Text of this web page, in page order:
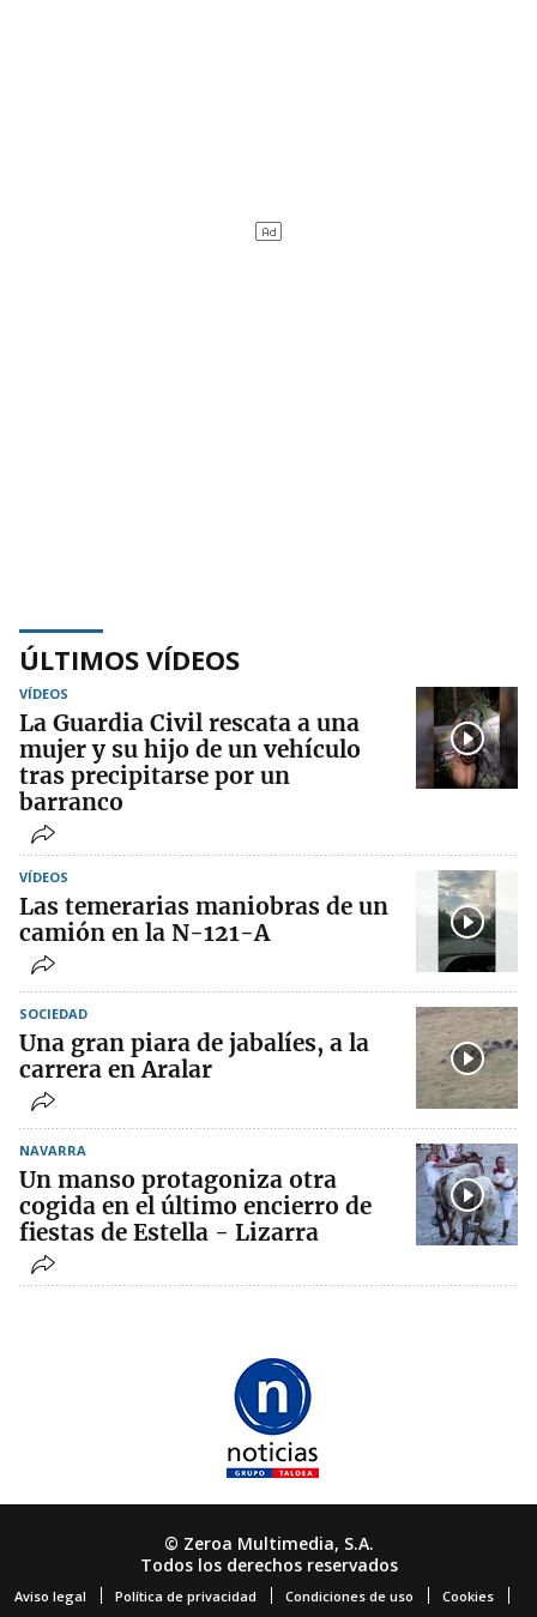
ÚLTIMOS VÍDEOS
VÍDEOS
La Guardia Civil rescata a una
mujer y su hijo de un vehículo
tras precipitarse por un
barranco
VÍDEOS
Las temerarias maniobras de un
camión en la N-121-A
SOCIEDAD
Una gran piara de jabalíes, a la
carrera en Aralar
NAVARRA
Un manso protagoniza otra
cogida en el último encierro de
fiestas de Estella - Lizarra
© Zeroa Multimedia, S.A.
Todos los derechos reservados
Aviso legal Política de privacidad Condiciones de uso Cookies